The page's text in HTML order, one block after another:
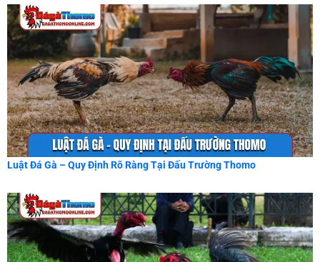
Luật Đá Gà – Quy Định Rõ Ràng Tại Đấu Trường Thomo